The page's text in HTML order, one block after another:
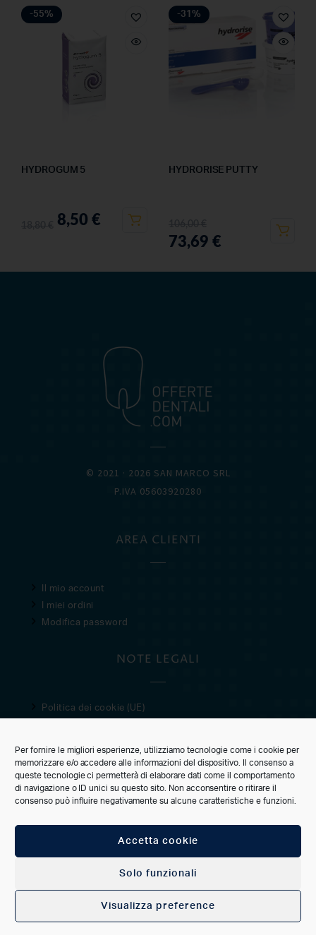
Per fornire le migliori esperienze, utilizziamo tecnologie come i cookie per
memorizzare e/o accedere alle informazioni del dispositivo. Il consenso a
queste tecnologie ci permetterà di elaborare dati come il comportamento
di navigazione o ID unici su questo sito. Non acconsentire o ritirare il
consenso può influire negativamente su alcune caratteristiche e funzioni.
Accetta cookie
Solo funzionali
Visualizza preference
-55%
HYDROGUM 5
8,50 €
-31%
HYDRORISE PUTTY
73,69 €
© 2021 · 2026 SAN MARCO SRL
P.IVA 05603920280
AREA CLIENTI
Il mio account
I miei ordini
Modifica password
NOTE LEGALI
Politica dei cookie (UE)
CUSTOMER CARE
CONNECT